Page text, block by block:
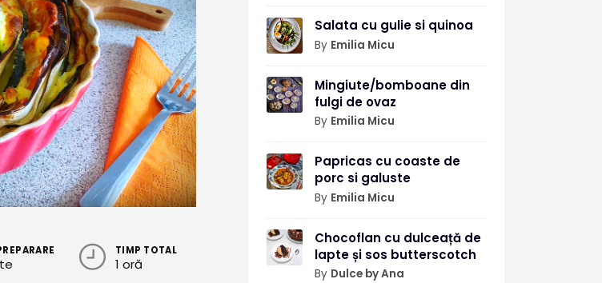
TIMP TOTAL
1 oră
Salata cu gulie si quinoa
By Emilia Micu
Mingiute/bomboane din
fulgi de ovaz
By Emilia Micu
Papricas cu coaste de
porc si galuste
By Emilia Micu
Chocoflan cu dulceață de
lapte și sos butterscotch
By Dulce by Ana